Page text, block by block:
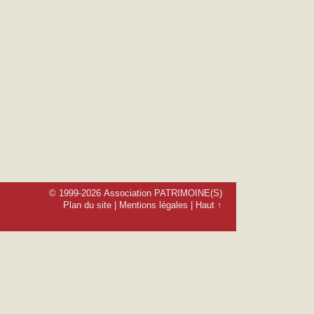
© 1999-2026 Association PATRIMOINE(S)
Plan du site
Mentions légales Haut ↑